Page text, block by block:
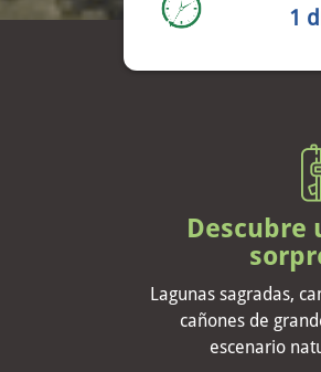
1
Descubre
Lagunas sagradas,
cañones de
escenario